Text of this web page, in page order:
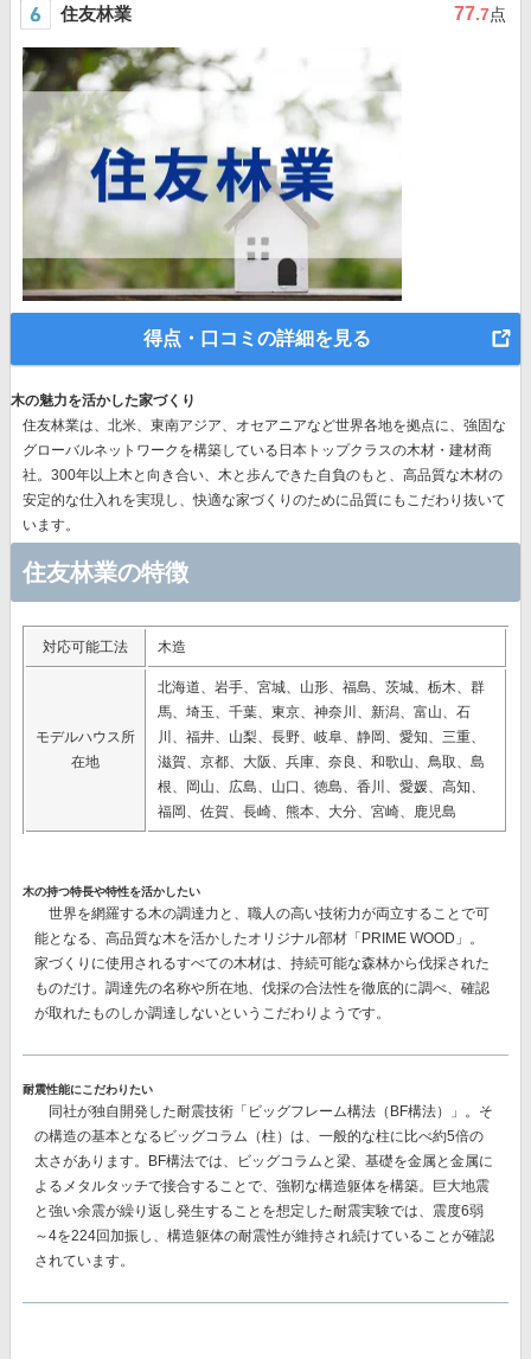
住友林業 77.7点
得点・口コミの詳細を見る
木の魅力を活かした家づくり
住友林業は、北米、東南アジア、オセアニアなど世界各地を拠点に、強固な
グローバルネットワークを構築している日本トップクラスの木材・建材商
社。300年以上木と向き合い、木と歩んできた自負のもと、高品質な木材の
安定的な仕入れを実現し、快適な家づくりのために品質にもこだわり抜いて
います。
住友林業の特徴
対応可能工法 木造
モデルハウス所
在地
北海道、岩手、宮城、山形、福島、茨城、栃木、群
馬、埼玉、千葉、東京、神奈川、新潟、富山、石
川、福井、山梨、長野、岐阜、静岡、愛知、三重、
滋賀、京都、大阪、兵庫、奈良、和歌山、鳥取、島
根、岡山、広島、山口、徳島、香川、愛媛、高知、
福岡、佐賀、長崎、熊本、大分、宮崎、鹿児島
木の持つ特長や特性を活かしたい
世界を網羅する木の調達力と、職人の高い技術力が両立することで可
能となる、高品質な木を活かしたオリジナル部材 「PRIME WOOD」。
家づくりに使用されるすべての木材は、持続可能な森林から伐採された
ものだけ。調達先の名称や所在地、伐採の合法性を徹底的に調べ、確認
が取れたものしか調達しないというこだわりようです。
耐震性能にこだわりたい
同社が独自開発した耐震技術 「ビッグフレーム構法（BF構法）」。 そ
の構造の基本となるビッグコラム（柱）は、一般的な柱に比べ約5倍の
太さがあります。BF構法では、ビッグコラムと梁、基礎を金属と金属に
よるメタルタッチで接合することで、強靭な構造躯体を構築。巨大地震
と強い余震が繰り返し発生することを想定した耐震実験では、 震度6弱
～4を224回加振し、構造躯体の耐震性が維持され続けていることが確認
されています。